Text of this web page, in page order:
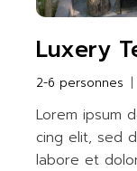
Luxery
2-6 personnes
Lorem ipsum
cing elit, sed
labore et